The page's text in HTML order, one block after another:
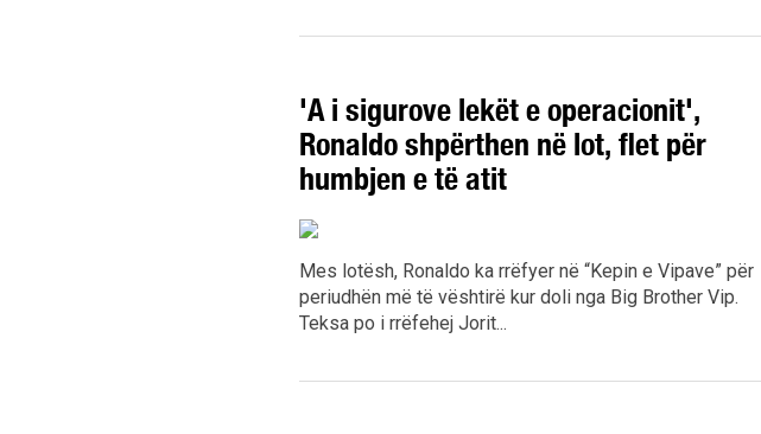
'A i sigurove lekët e operacionit',
Ronaldo shpërthen në lot, flet për
humbjen e të atit
Mes lotësh, Ronaldo ka rrëfyer në “Kepin e Vipave” për
periudhën më të vështirë kur doli nga Big Brother Vip.
Teksa po i rrëfehej Jorit...